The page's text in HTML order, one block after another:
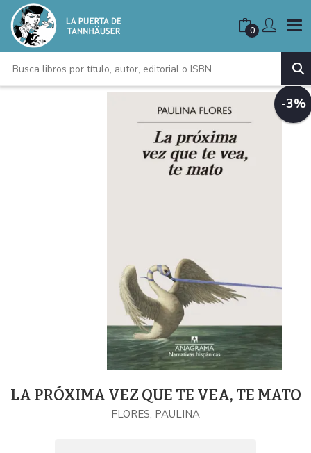
0
-3%
LA PRÓXIMA VEZ QUE TE VEA, TE MATO
FLORES, PAULINA